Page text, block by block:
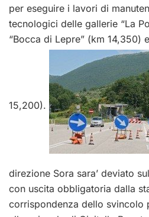
per eseguire i lavori di
tecnologici delle gallerie “La
“Bocca di Lepre” (km 14,350)
15,200).
direzione Sora sara’ deviato
con uscita obbligatoria dalla
corrispondenza dello svincolo